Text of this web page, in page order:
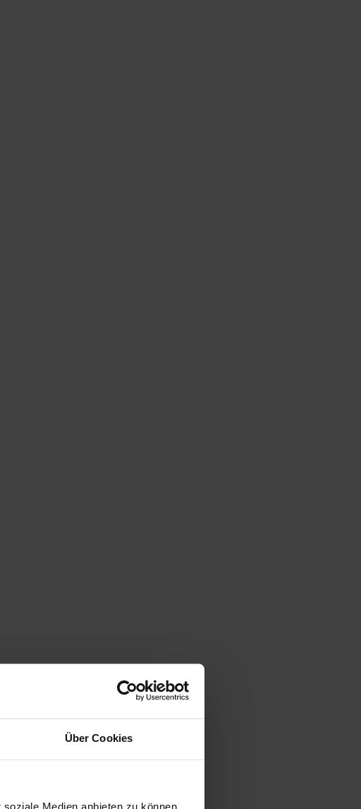
Über Cookies
Medien anbieten zu können